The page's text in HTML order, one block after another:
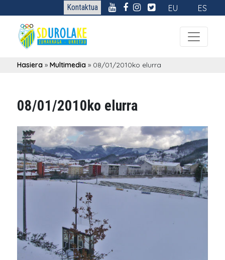
Kontaktua EU ES
Hasiera »Multimedia » 08/01/2010ko elurra
08/01/2010ko elurra